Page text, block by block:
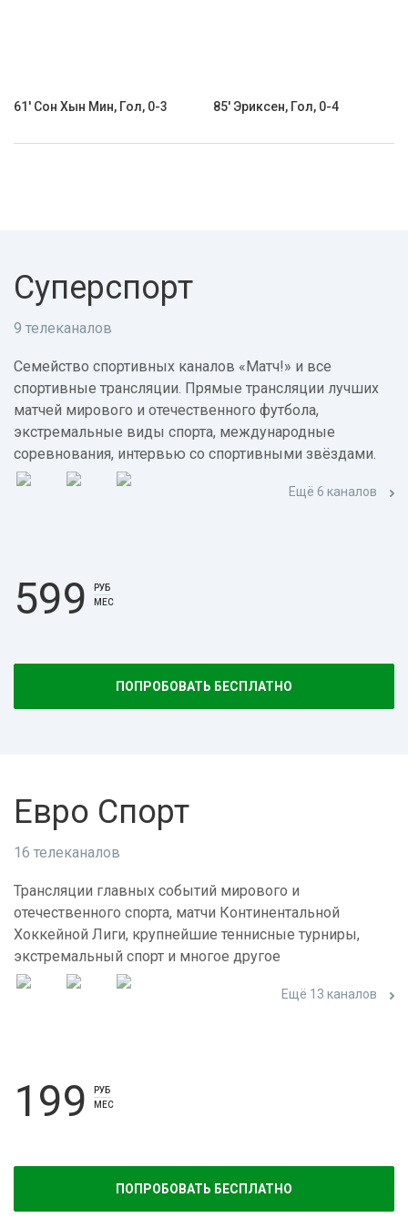
61' Сон Хын Мин, Гол, 0-3 85' Эриксен, Гол, 0-4
Суперспорт
9 телеканалов
Семейство спортивных каналов «Матч!» и все
спортивные трансляции. Прямые трансляции лучших
матчей мирового и отечественного футбола,
экстремальные виды спорта, международные
соревнования, интервью со спортивными звёздами.
Ещё 6 каналов
599
РУБ
МЕС
ПОПРОБОВАТЬ БЕСПЛАТНО
Евро Спорт
16 телеканалов
Трансляции главных событий мирового и
отечественного спорта, матчи Континентальной
Хоккейной Лиги, крупнейшие теннисные турниры,
экстремальный спорт и многое другое
Ещё 13 каналов
199
РУБ
МЕС
ПОПРОБОВАТЬ БЕСПЛАТНО